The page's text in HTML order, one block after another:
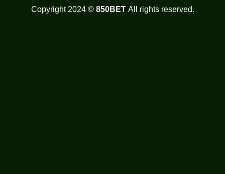
Copyright 2024 © 850BETAll rights reserved.